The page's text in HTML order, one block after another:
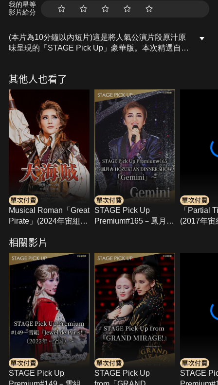
我的星等
影片給分
(本片為10分鐘以內短片)這是將人氣公演片段原汁原
味呈現的「STAGE Pick Up」豪華版。本次精選自花
「帝王」柚香光與夥伴們熱烈歌舞的激昂場面。
其他人也看了
Musical Roman「Great
Pirate」(2024年宙組･
STAGE Pick Up
Premium#165－鳳月杏
「Partial
(2017年宙
相關影片
STAGE Pick Up
STAGE Pick Up
STAGE